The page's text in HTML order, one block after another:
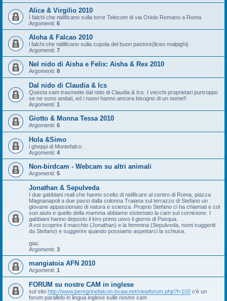
Alice & Virgilio 2010
I falchi che nidificano sulla torre Telecom di via Oriolo Romano a Roma
Argomenti: 6
Aloha & Falcao 2010
i falchi che nidificano sulla cupola del buon pastore(liceo malpighi)
Argomenti: 7
Nel nido di Aisha e Felix: Aisha & Rex 2010
Argomenti: 8
Dal nido di Claudia & Ics
Questa cam trasmette dal nido di Claudia & Ics. I vecchi proprietari purtroppo
se ne sono andati, ed i nuovi hanno ancora bisogno di un nome!!
Argomenti: 1
Giotto & Monna Tessa 2010
Argomenti: 6
Hola &Simo
i gheppi di Montefalco
Argomenti: 4
Non-birdcam - Webcam su altri animali
Argomenti: 5
Jonathan & Sepulveda
I due gabbiani reali che hanno scelto di nidificare al centro di Roma, piazza
Magnanapoli a due passi dalla colonna Traiana sul terrazzo di Stefano un
giovane appassionato di natura e scienza. Proprio Stefano ci ha chiamati e col
suo aiuto e quello della mamma abbiamo sistemato la cam sul cornicione. I
gabbiani hanno deposto il loro primo uovo il giorno di Pasqua.
A voi scoprire il maschio (Jonathan) e la femmina (Sepulveda, nomi suggeriti
da Stefano) e suggerire quando possiamo aspettarci la schiusa.
giac
Argomenti: 3
mangiatoia AFN 2010
Argomenti: 1
FORUM su nostre CAM in inglese
sul sito http://www.peregrinefalcon-bcaw.net/viewforum.php?f=102 c'è un
forum parallelo in lingua inglese sulle nostre cam